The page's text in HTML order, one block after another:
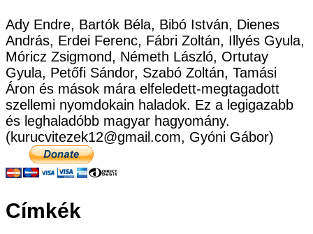
Ady Endre, Bartók Béla, Bibó István, Dienes
András, Erdei Ferenc, Fábri Zoltán, Illyés Gyula,
Móricz Zsigmond, Németh László, Ortutay
Gyula, Petőfi Sándor, Szabó Zoltán, Tamási
Áron és mások mára elfeledett-megtagadott
szellemi nyomdokain haladok. Ez a legigazabb
és leghaladóbb magyar hagyomány.
(kurucvitezek12@gmail.com, Gyóni Gábor)
Címkék